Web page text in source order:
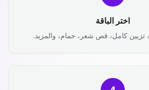
اختر الباقة
تزيين كامل، قص شعر، حمام، والمزيد.